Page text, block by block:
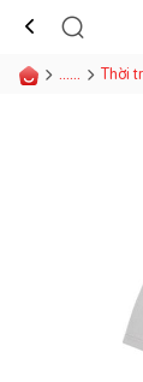
...... Thời